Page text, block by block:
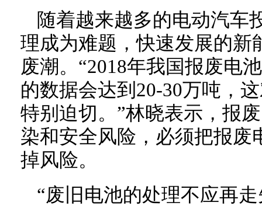
随着越来越多的电动汽车
理成为难题，快速发展的新
废潮。“2018年我国报废电
的数据会达到20-30万吨，
特别迫切。”林晓表示，报
染和安全风险，必须把报废
掉风险。
“废旧电池的处理不应再